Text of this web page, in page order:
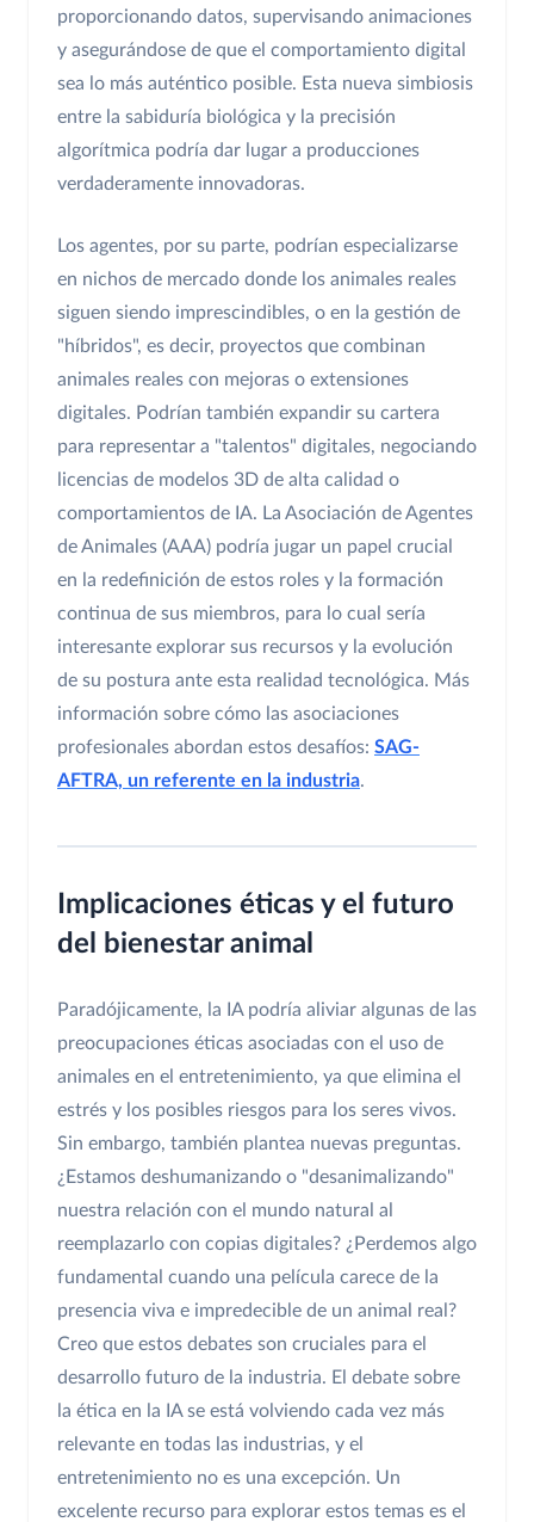
proporcionando datos, supervisando animaciones
y asegurándose de que el comportamiento digital
sea lo más auténtico posible. Esta nueva simbiosis
entre la sabiduría biológica y la precisión
algorítmica podría dar lugar a producciones
verdaderamente innovadoras.
Los agentes, por su parte, podrían especializarse
en nichos de mercado donde los animales reales
siguen siendo imprescindibles, o en la gestión de
"híbridos", es decir, proyectos que combinan
animales reales con mejoras o extensiones
digitales. Podrían también expandir su cartera
para representar a "talentos" digitales, negociando
licencias de modelos 3D de alta calidad o
comportamientos de IA. La Asociación de Agentes
de Animales (AAA) podría jugar un papel crucial
en la redefinición de estos roles y la formación
continua de sus miembros, para lo cual sería
interesante explorar sus recursos y la evolución
de su postura ante esta realidad tecnológica. Más
información sobre cómo las asociaciones
profesionales abordan estos desafíos: SAG-
AFTRA, un referente en la industria.
Implicaciones éticas y el futuro
del bienestar animal
Paradójicamente, la IA podría aliviar algunas de las
preocupaciones éticas asociadas con el uso de
animales en el entretenimiento, ya que elimina el
estrés y los posibles riesgos para los seres vivos.
Sin embargo, también plantea nuevas preguntas.
¿Estamos deshumanizando o "desanimalizando"
nuestra relación con el mundo natural al
reemplazarlo con copias digitales? ¿Perdemos algo
fundamental cuando una película carece de la
presencia viva e impredecible de un animal real?
Creo que estos debates son cruciales para el
desarrollo futuro de la industria. El debate sobre
la ética en la IA se está volviendo cada vez más
relevante en todas las industrias, y el
entretenimiento no es una excepción. Un
excelente recurso para explorar estos temas es el